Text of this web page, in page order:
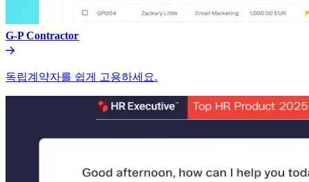
G-P Contractor​​
독립계약자를 쉽게 고용하세요.​​